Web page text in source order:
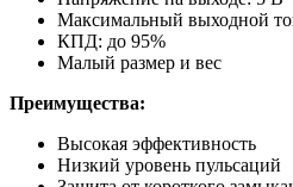
Максимальный выходной
КПД: до 95%
Малый размер и вес
Преимущества:
Высокая эффективность
Низкий уровень пульсаций